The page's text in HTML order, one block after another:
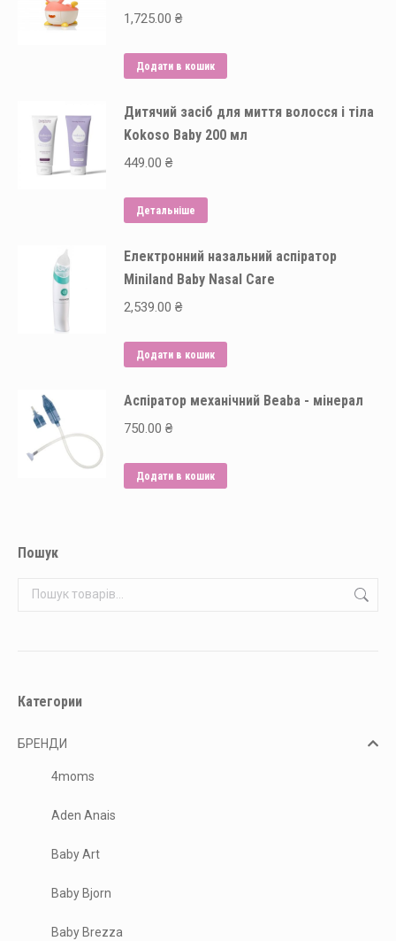
1,725.00 ₴
Додати в кошик
Дитячий засіб для миття волосся і тіла
Kokoso Baby 200 мл
449.00 ₴
Детальніше
Електронний назальний аспіратор
Miniland Baby Nasal Сare
2,539.00 ₴
Додати в кошик
Аспіратор механічний Beaba - мінерал
750.00 ₴
Додати в кошик
Пошук
Категории
БРЕНДИ
4moms
Aden Anais
Baby Art
Baby Bjorn
Baby Brezza